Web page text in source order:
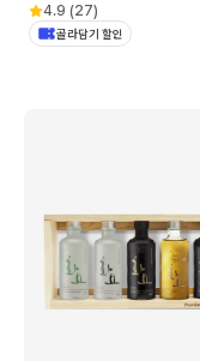
4.9 (27)
골라담기 할인